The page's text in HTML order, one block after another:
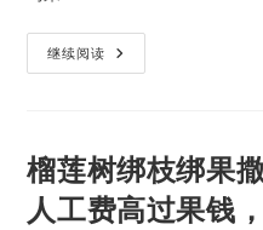
继续阅读
榴莲树绑枝绑果
人工费高过果钱